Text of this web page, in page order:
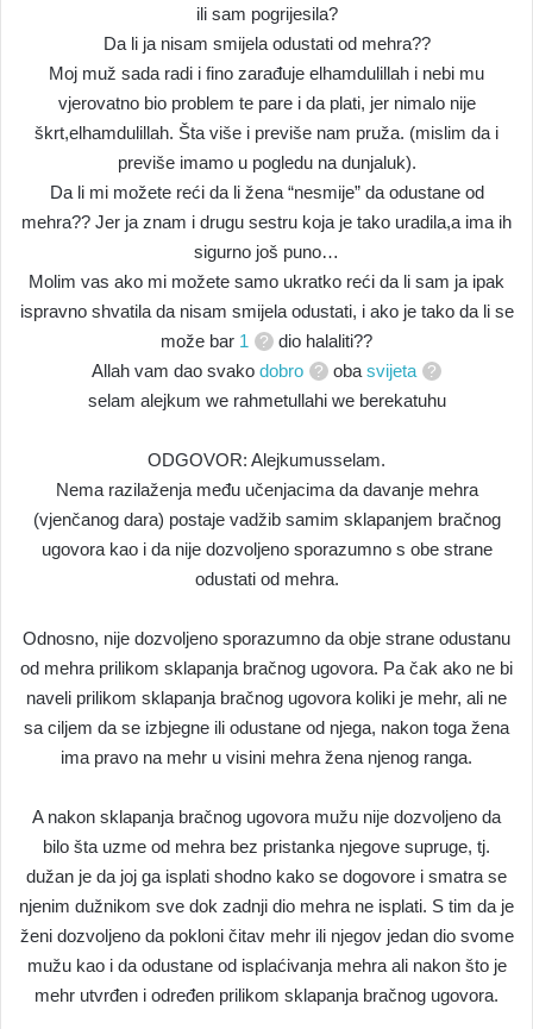
ili sam pogrijesila?
Da li ja nisam smijela odustati od mehra??
Moj muž sada radi i fino zarađuje elhamdulillah i nebi mu
vjerovatno bio problem te pare i da plati, jer nimalo nije
škrt,elhamdulillah. Šta više i previše nam pruža. (mislim da i
previše imamo u pogledu na dunjaluk).
Da li mi možete reći da li žena “nesmije” da odustane od
mehra?? Jer ja znam i drugu sestru koja je tako uradila,a ima ih
sigurno još puno…
Molim vas ako mi možete samo ukratko reći da li sam ja ipak
ispravno shvatila da nisam smijela odustati, i ako je tako da li se
može bar 1
dio halaliti??
Allah vam dao svako dobro oba svijeta
selam alejkum we rahmetullahi we berekatuhu
ODGOVOR: Alejkumusselam.
Nema razilaženja među učenjacima da davanje mehra
(vjenčanog dara) postaje vadžib samim sklapanjem bračnog
ugovora kao i da nije dozvoljeno sporazumno s obe strane
odustati od mehra.
Odnosno, nije dozvoljeno sporazumno da obje strane odustanu
od mehra prilikom sklapanja bračnog ugovora. Pa čak ako ne bi
naveli prilikom sklapanja bračnog ugovora koliki je mehr, ali ne
sa ciljem da se izbjegne ili odustane od njega, nakon toga žena
ima pravo na mehr u visini mehra žena njenog ranga.
A nakon sklapanja bračnog ugovora mužu nije dozvoljeno da
bilo šta uzme od mehra bez pristanka njegove supruge, tj.
dužan je da joj ga isplati shodno kako se dogovore i smatra se
njenim dužnikom sve dok zadnji dio mehra ne isplati. S tim da je
ženi dozvoljeno da pokloni čitav mehr ili njegov jedan dio svome
mužu kao i da odustane od isplaćivanja mehra ali nakon što je
mehr utvrđen i određen prilikom sklapanja bračnog ugovora.